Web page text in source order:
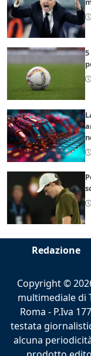
Redazione
Copyright ©
multimediale di
Roma - P.Iva
testata
alcuna